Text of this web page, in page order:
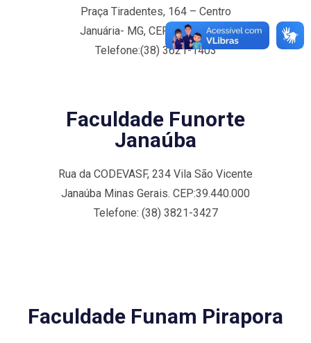
Praça Tiradentes, 164 – Centro
Januária- MG, CEP 39.480.000
Telefone:(38) 3621-1403
Faculdade Funorte
Janaúba
Rua da CODEVASF, 234 Vila São Vicente
Janaúba Minas Gerais. CEP:39.440.000
Telefone: (38) 3821-3427
Faculdade Funam Pirapora